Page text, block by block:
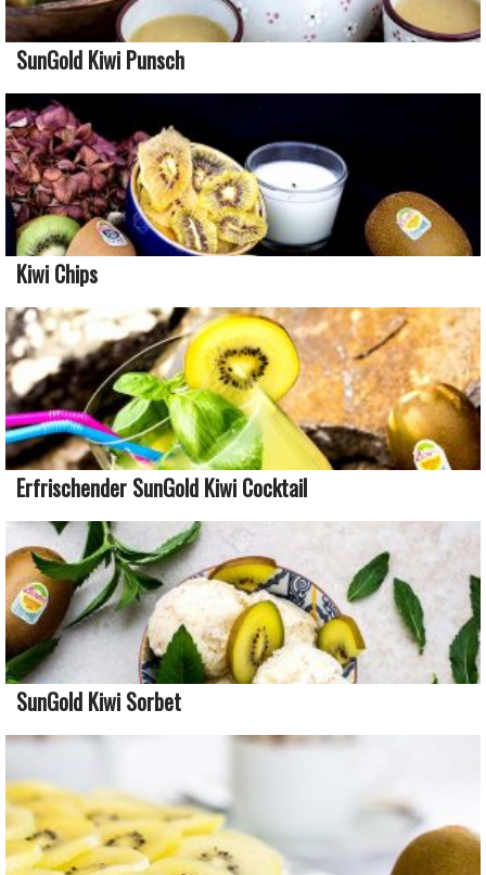
SunGold Kiwi Punsch
Kiwi Chips
Erfrischender SunGold Kiwi Cocktail
SunGold Kiwi Sorbet